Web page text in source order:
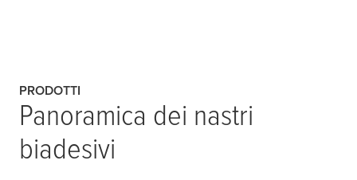
PRODOTTI
Panoramica dei nastri
biadesivi